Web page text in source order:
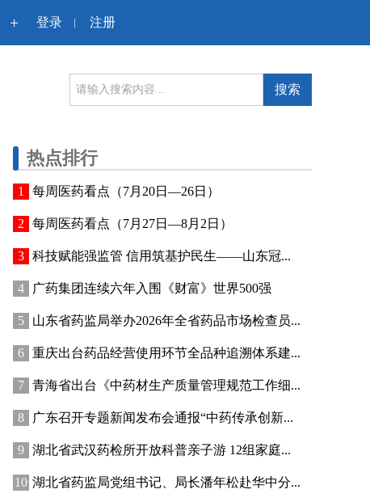
+ 登录 | 注册
搜索
热点排行
每周医药看点（7月20日—26日）
每周医药看点（7月27日—8月2日）
科技赋能强监管 信用筑基护民生——山东冠...
广药集团连续六年入围《财富》世界500强
山东省药监局举办2026年全省药品市场检查员...
重庆出台药品经营使用环节全品种追溯体系建...
青海省出台《中药材生产质量管理规范工作细...
广东召开专题新闻发布会通报“中药传承创新...
湖北省武汉药检所开放科普亲子游 12组家庭...
湖北省药监局党组书记、局长潘年松赴华中分...